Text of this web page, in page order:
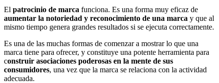
El patrocinio de marca funciona. Es una forma muy eficaz de
aumentar la notoriedad y reconocimiento de una marca y que al
mismo tiempo genera grandes resultados si se ejecuta correctamente.
Es una de las muchas formas de comenzar a mostrar lo que una
marca tiene para ofrecer, y constituye una potente herramienta para
construir asociaciones poderosas en la mente de sus
consumidores, una vez que la marca se relaciona con la actividad
adecuada.